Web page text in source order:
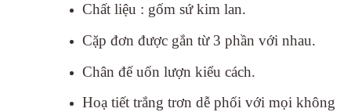
Chất liệu : gốm sứ kim lan.
Cặp đơn được gắn từ 3 phần với nhau.
Chân đế uốn lượn kiểu cách.
Hoạ tiết trắng trơn dễ phối với mọi không